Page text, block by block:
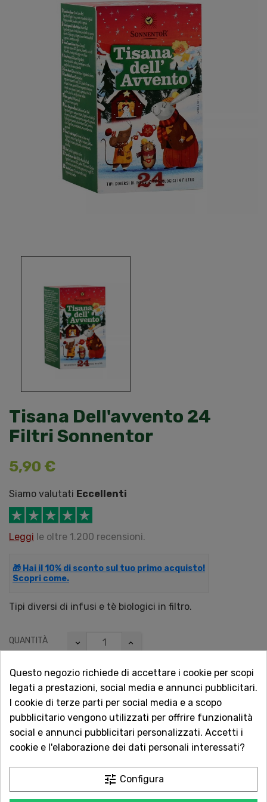
Tisana Dell'avvento 24
Filtri Sonnentor
5,90 €
Siamo valutati Eccellenti
Leggi le oltre 1.200 recensioni.
🎁 Hai il 10% di sconto sul tuo primo acquisto!
Scopri come.
Tipi diversi di infusi e tè biologici in filtro.
QUANTITÀ
AGGIUNGI AL CARRELLO
Non disponibile
Vuoi essere avvisato quando torna disponibile?
Inserisci la tua email.
Questo negozio richiede di accettare i cookie per scopi
legati a prestazioni, social media e annunci pubblicitari.
I cookie di terze parti per social media e a scopo
pubblicitario vengono utilizzati per offrire funzionalità
social e annunci pubblicitari personalizzati. Accetti i
cookie e l'elaborazione dei dati personali interessati?
tune Configura